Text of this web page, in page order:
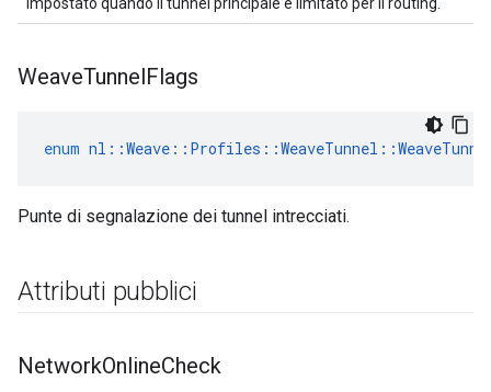
WeaveTunnelFlags
enum nl ::Weave :: Profiles ::WeaveTunnel ::
Punte di segnalazione dei tunnel intrecciati.
Attributi pubblici
NetworkOnlineCheck